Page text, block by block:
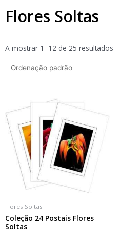
Flores Soltas
A mostrar 1–12 de 25 resultados
Flores Soltas
Coleção 24 Postais Flores
Soltas